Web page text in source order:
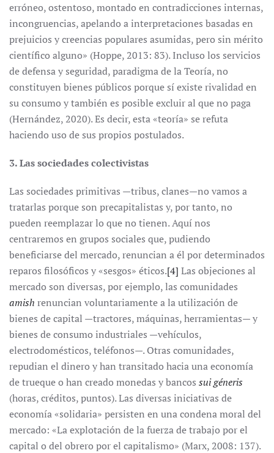
erróneo, ostentoso, montado en contradicciones internas,
incongruencias, apelando a interpretaciones basadas en
prejuicios y creencias populares asumidas, pero sin mérito
científico alguno» (Hoppe, 2013: 83). Incluso los servicios
de defensa y seguridad, paradigma de la Teoría, no
constituyen bienes públicos porque sí existe rivalidad en
su consumo y también es posible excluir al que no paga
(Hernández, 2020). Es decir, esta «teoría» se refuta
haciendo uso de sus propios postulados.
3. Las sociedades colectivistas
Las sociedades primitivas —tribus, clanes—no vamos a
tratarlas porque son precapitalistas y, por tanto, no
pueden reemplazar lo que no tienen. Aquí nos
centraremos en grupos sociales que, pudiendo
beneficiarse del mercado, renuncian a él por determinados
reparos filosóficos y «sesgos» éticos.[4] Las objeciones al
mercado son diversas, por ejemplo, las comunidades
amish renuncian voluntariamente a la utilización de
bienes de capital —tractores, máquinas, herramientas— y
bienes de consumo industriales —vehículos,
electrodomésticos, teléfonos—. Otras comunidades,
repudian el dinero y han transitado hacia una economía
de trueque o han creado monedas y bancos sui géneris
(horas, créditos, puntos). Las diversas iniciativas de
economía «solidaria» persisten en una condena moral del
mercado: «La explotación de la fuerza de trabajo por el
capital o del obrero por el capitalismo» (Marx, 2008: 137).